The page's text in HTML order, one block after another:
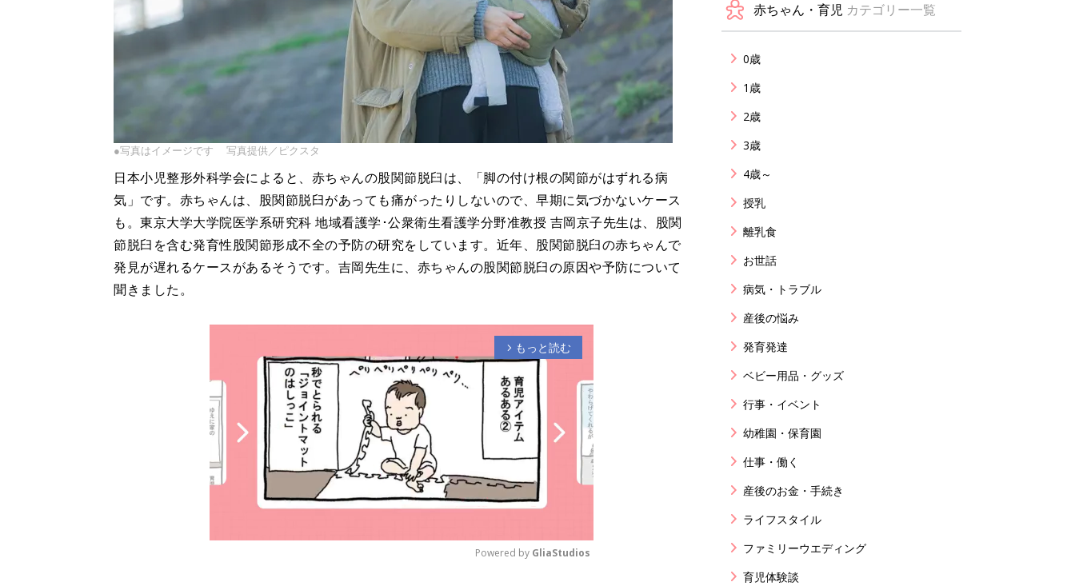
●写真はイメージです 写真提供／ピクスタ
日本小児整形外科学会によると、赤ちゃんの股関節脱臼は、「脚の付け根の関節がはずれる病
気」です。赤ちゃんは、股関節脱臼があっても痛がったりしないので、早期に気づかないケース
も。東京大学大学院医学系研究科 地域看護学･公衆衛生看護学分野准教授 吉岡京子先生は、股関
節脱臼を含む発育性股関節形成不全の予防の研究をしています。近年、股関節脱臼の赤ちゃんで
発見が遅れるケースがあるそうです。吉岡先生に、赤ちゃんの股関節脱臼の原因や予防について
聞きました。
arrow_forward_ios もっと読む
Powered by GliaStudios
赤ちゃん・育児 カテゴリー一覧
0歳
1歳
2歳
3歳
4歳～
授乳
離乳食
お世話
病気・トラブル
産後の悩み
発育発達
ベビー用品・グッズ
行事・イベント
幼稚園・保育園
仕事・働く
産後のお金・手続き
ライフスタイル
ファミリーウエディング
育児体験談